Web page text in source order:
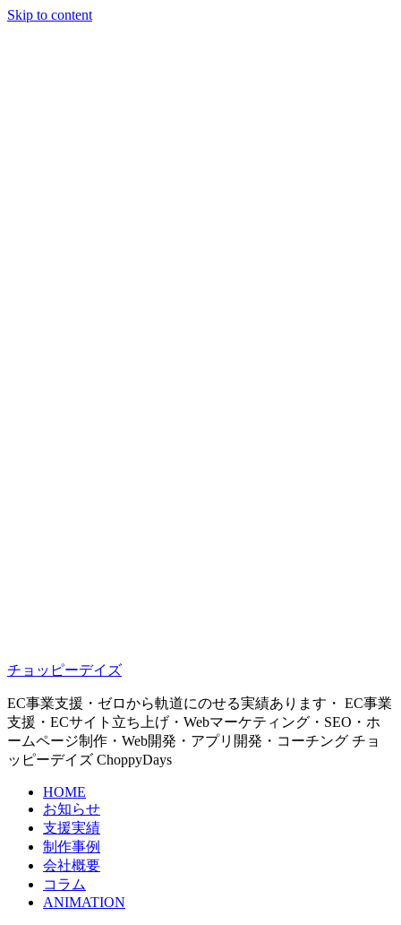
Skip to content
チョッピーデイズ
EC事業支援・ゼロから軌道にのせる実績あります・ EC事業
支援・ECサイト立ち上げ・Webマーケティング・SEO・ホ
ームページ制作・Web開発・アプリ開発・コーチング チョ
ッピーデイズ ChoppyDays
HOME
お知らせ
支援実績
制作事例
会社概要
コラム
ANIMATION